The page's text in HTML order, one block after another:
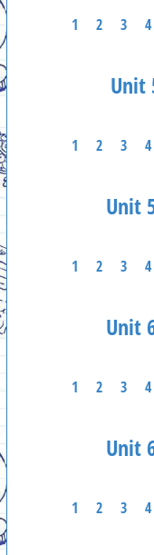
1 2 3 4
Unit
1 2 3 4
Unit
1 2 3 4
Unit
1 2 3 4
Unit
1 2 3 4